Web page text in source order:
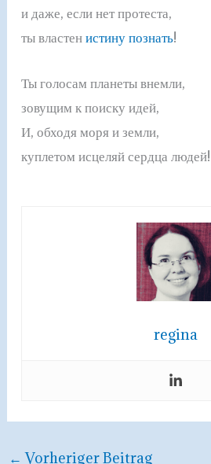
и даже, если нет протеста,
ты властенистину познать!
Ты голосам планеты внемли,
зовущим к поиску идей,
И, обходя моря и земли,
куплетом исцеляй сердца людей!
regina
← Vorheriger Beitrag